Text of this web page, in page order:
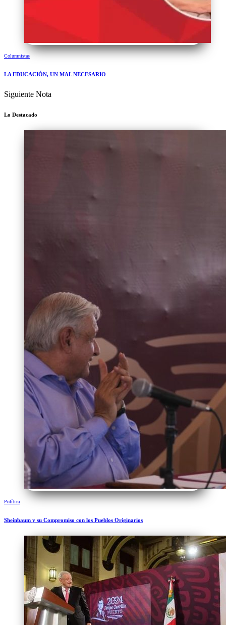
Columnistas
LA EDUCACIÓN, UN MAL NECESARIO
Siguiente Nota
Lo Destacado
Política
Sheinbaum y su Compromiso con los Pueblos Originarios